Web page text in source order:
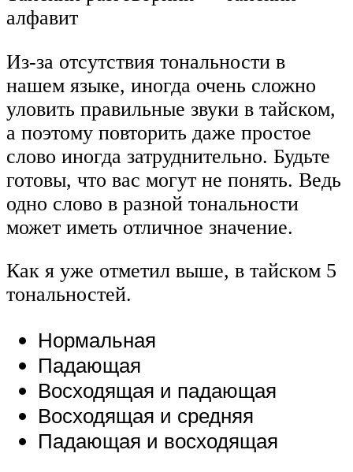
алфавит
Из-за отсутствия тональности в
нашем языке, иногда очень сложно
уловить правильные звуки в тайском,
а поэтому повторить даже простое
слово иногда затруднительно. Будьте
готовы, что вас могут не понять. Ведь
одно слово в разной тональности
может иметь отличное значение.
Как я уже отметил выше, в тайском 5
тональностей.
Нормальная
Падающая
Восходящая и падающая
Восходящая и средняя
Падающая и восходящая